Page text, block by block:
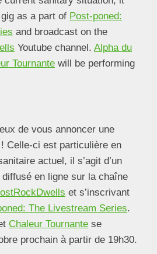
as a part of Post-poned:
and broadcast on the
Youtube channel. Alpha du
Tournante will be performing
de vous annoncer une
Celle-ci est particulière en
actuel, il s’agit d’un
en ligne sur la chaîne
et s’inscrivant
The Livestream Series.
Chaleur Tournante se
prochain à partir de 19h30.